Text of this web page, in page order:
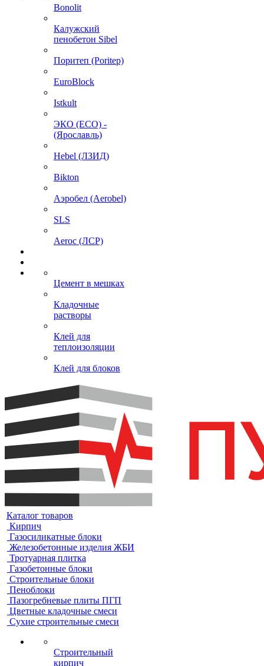
Bonolit
Калужский
пенобетон Sibel
Поритеп (Poritep)
EuroBlock
Istkult
ЭКО (ECO) -
(Ярославль)
Hebel (ЛЗИД)
Bikton
Аэробел (Aerobel)
SLS
Aeroc (ЛСР)
Цемент в мешках
Кладочные
растворы
Клей для
теплоизоляции
Клей для блоков
Каталог товаров
Кирпич
Газосиликатные блоки
Железобетонные изделия ЖБИ
Тротуарная плитка
Газобетонные блоки
Строительные блоки
Пеноблоки
Пазогребневые плиты ПГП
Цветные кладочные смеси
Сухие строительные смеси
Строительный
кирпич